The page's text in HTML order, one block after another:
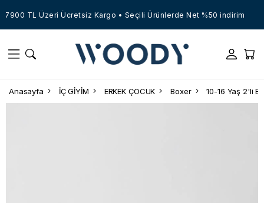
7900 TL Üzeri Ücretsiz Kargo • Seçili Ürünlerde Net %50 indirim
Anasayfa İÇ GİYİM ERKEK ÇOCUK Boxer 10-16 Yaş 2'li